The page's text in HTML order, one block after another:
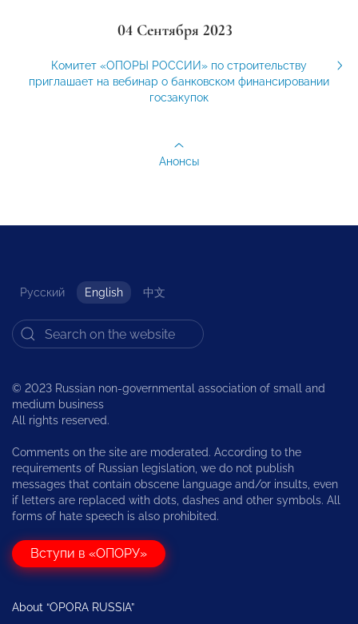
04 Сентября 2023
Комитет «ОПОРЫ РОССИИ» по строительству
приглашает на вебинар о банковском финансировании
госзакупок
Анонсы
Русский English 中文
© 2023 Russian non-governmental association of small and
medium business
All rights reserved.
Comments on the site are moderated. According to the
requirements of Russian legislation, we do not publish
messages that contain obscene language and/or insults, even
if letters are replaced with dots, dashes and other symbols. All
forms of hate speech is also prohibited.
Вступи в «ОПОРУ»
About “OPORA RUSSIA”